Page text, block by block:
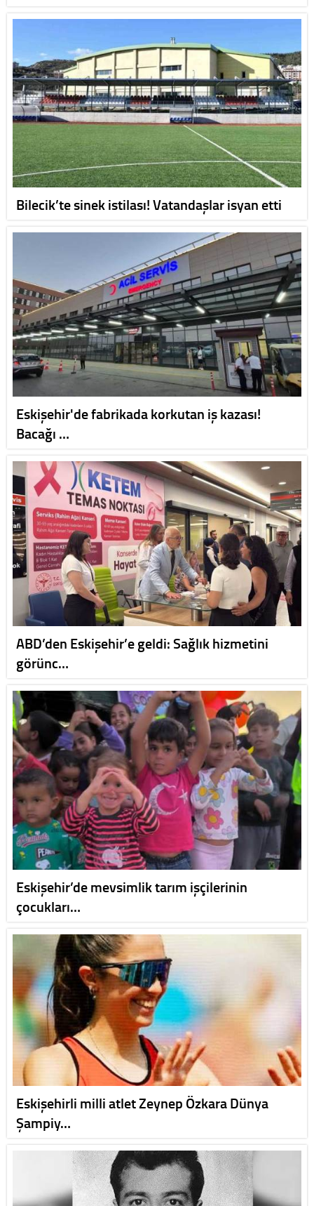
Bilecik’te sinek istilası! Vatandaşlar isyan etti
Eskişehir'de fabrikada korkutan iş kazası!
Bacağı …
ABD’den Eskişehir’e geldi: Sağlık hizmetini
görünc…
Eskişehir’de mevsimlik tarım işçilerinin
çocukları…
Eskişehirli milli atlet Zeynep Özkara Dünya
Şampiy…